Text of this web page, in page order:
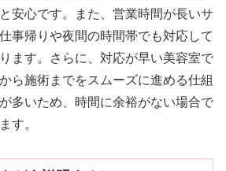
安心です。また、営業時間が長いサ
事帰りや夜間の時間帯でも対応して
ます。さらに、対応が早い美容室で
ら施術までをスムーズに進める仕組
多いため、時間に余裕がない場合で
す。